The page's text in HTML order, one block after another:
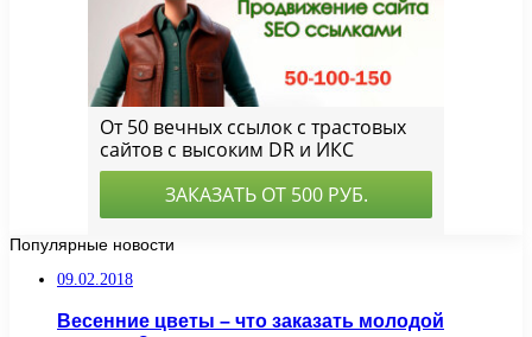
Популярные новости
09.02.2018
Весенние цветы – что заказать молодой